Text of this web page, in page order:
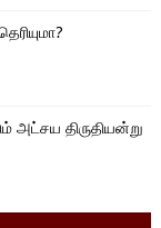
அட்சய திருதியன்று